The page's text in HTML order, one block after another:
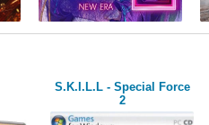
S.K.I.L.L - Special Force
2